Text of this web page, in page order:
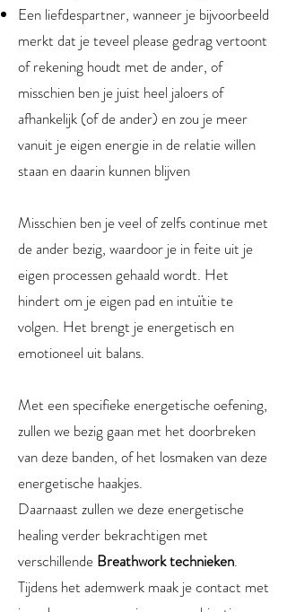
Een liefdespartner, wanneer je bijvoorbeeld
merkt dat je teveel please gedrag vertoont
of rekening houdt met de ander, of
misschien ben je juist heel jaloers of
afhankelijk (of de ander) en zou je meer
vanuit je eigen energie in de relatie willen
staan en daarin kunnen blijven
Misschien ben je veel of zelfs continue met
de ander bezig, waardoor je in feite uit je
eigen processen gehaald wordt. Het
hindert om je eigen pad en intuïtie te
volgen. Het brengt je energetisch en
emotioneel uit balans.
Met een specifieke energetische oefening,
zullen we bezig gaan met het doorbreken
van deze banden, of het losmaken van deze
energetische haakjes.
Daarnaast zullen we deze energetische
healing verder bekrachtigen met
verschillende Breathwork technieken.
Tijdens het ademwerk maak je contact met